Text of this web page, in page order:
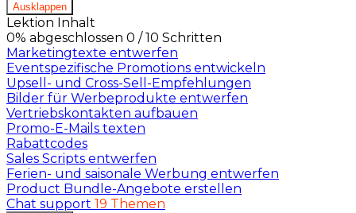
Ausklappen
Lektion Inhalt
0% abgeschlossen 0 / 10 Schritten
Marketingtexte entwerfen
Eventspezifische Promotions entwickeln
Upsell- und Cross-Sell-Empfehlungen
Bilder für Werbeprodukte entwerfen
Vertriebskontakten aufbauen
Promo-E-Mails texten
Rabattcodes
Sales Scripts entwerfen
Ferien- und saisonale Werbung entwerfen
Product Bundle-Angebote erstellen
Chat support 19 Themen